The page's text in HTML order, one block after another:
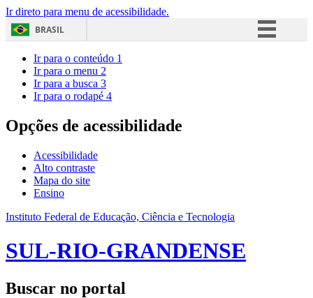
Ir direto para menu de acessibilidade.
BRASIL
Acesso à informação
Ir para o conteúdo 1
Ir para o menu 2
Ir para a busca 3
Ir para o rodapé 4
Opções de acessibilidade
Acessibilidade
Alto contraste
Mapa do site
Ensino
Instituto Federal de Educação, Ciência e Tecnologia
SUL-RIO-GRANDENSE
Buscar no portal